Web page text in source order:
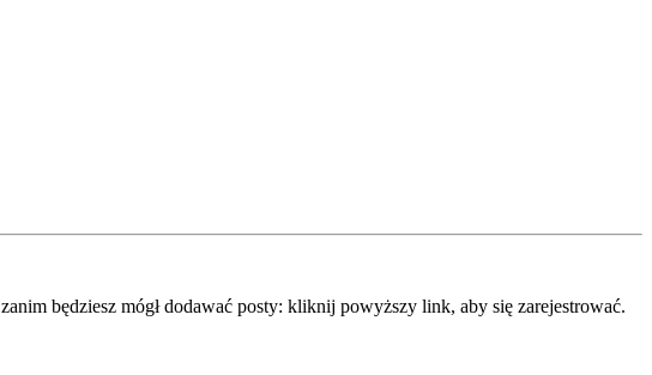
zanim będziesz mógł dodawać posty: kliknij powyższy link, aby się zarejestrować.